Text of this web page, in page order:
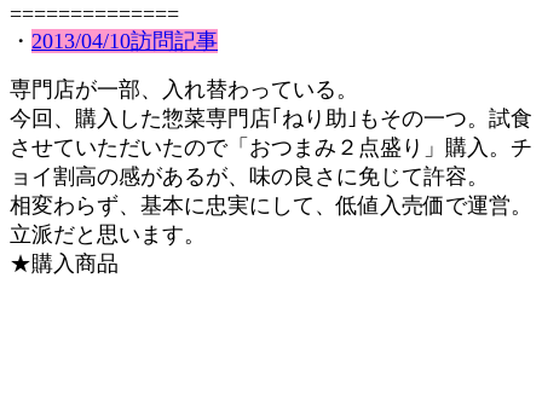
==============
・ 2013/04/10訪問記事
専門店が一部、入れ替わっている。
今回、購入した惣菜専門店｢ねり助｣もその一つ。試食
させていただいたので「おつまみ２点盛り」購入。チ
ョイ割高の感があるが、味の良さに免じて許容。
相変わらず、基本に忠実にして、低値入売価で運営。
立派だと思います。
★購入商品